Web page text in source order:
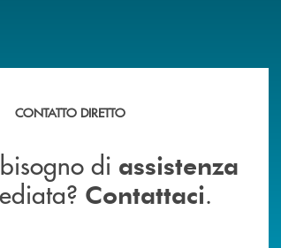
di assistenza immediata? Contattaci .
CONTATTO DIRETTO
di assistenza
Contattaci.